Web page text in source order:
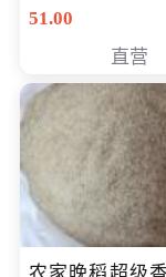
格50元
51.00
直营